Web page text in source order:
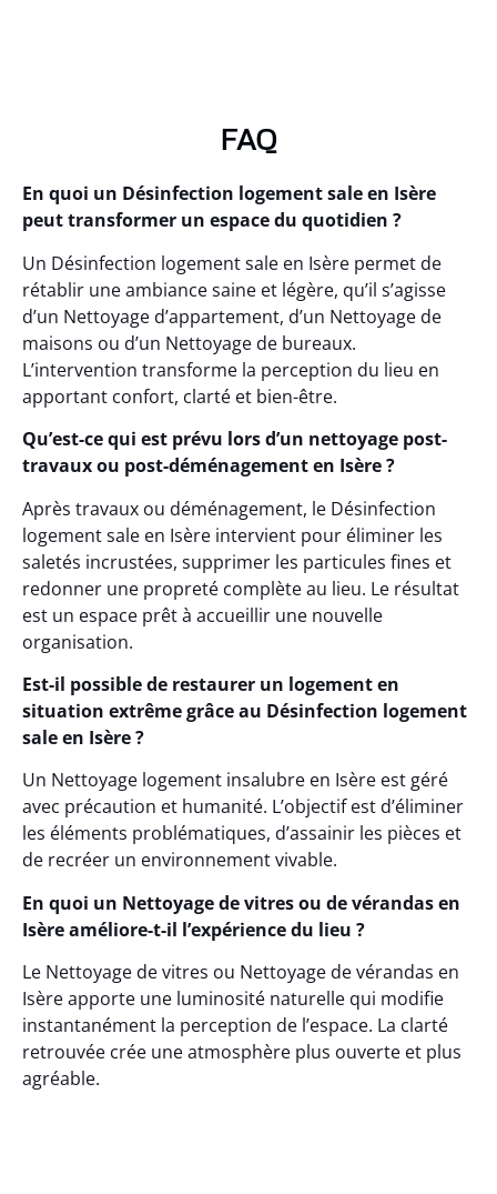
FAQ
En quoi un Désinfection logement sale en Isère
peut transformer un espace du quotidien ?
Un Désinfection logement sale en Isère permet de
rétablir une ambiance saine et légère, qu’il s’agisse
d’un Nettoyage d’appartement, d’un Nettoyage de
maisons ou d’un Nettoyage de bureaux.
L’intervention transforme la perception du lieu en
apportant confort, clarté et bien-être.
Qu’est-ce qui est prévu lors d’un nettoyage post-
travaux ou post-déménagement en Isère ?
Après travaux ou déménagement, le Désinfection
logement sale en Isère intervient pour éliminer les
saletés incrustées, supprimer les particules fines et
redonner une propreté complète au lieu. Le résultat
est un espace prêt à accueillir une nouvelle
organisation.
Est-il possible de restaurer un logement en
situation extrême grâce au Désinfection logement
sale en Isère ?
Un Nettoyage logement insalubre en Isère est géré
avec précaution et humanité. L’objectif est d’éliminer
les éléments problématiques, d’assainir les pièces et
de recréer un environnement vivable.
En quoi un Nettoyage de vitres ou de vérandas en
Isère améliore-t-il l’expérience du lieu ?
Le Nettoyage de vitres ou Nettoyage de vérandas en
Isère apporte une luminosité naturelle qui modifie
instantanément la perception de l’espace. La clarté
retrouvée crée une atmosphère plus ouverte et plus
agréable.